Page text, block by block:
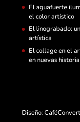
El aguafuerte
el color artístico
El linograbado:
artística
El collage en el
en nuevas
Diseño: